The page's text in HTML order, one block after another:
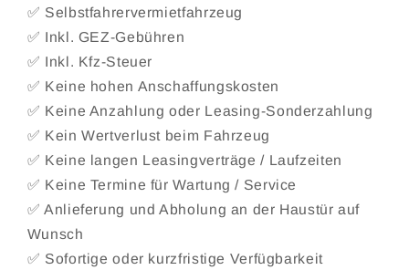
✅ Selbstfahrervermietfahrzeug
✅ Inkl. GEZ-Gebühren
✅ Inkl. Kfz-Steuer
✅ Keine hohen Anschaffungskosten
✅ Keine Anzahlung oder Leasing-Sonderzahlung
✅ Kein Wertverlust beim Fahrzeug
✅ Keine langen Leasingverträge / Laufzeiten
✅ Keine Termine für Wartung / Service
✅ Anlieferung und Abholung an der Haustür auf
Wunsch
✅ Sofortige oder kurzfristige Verfügbarkeit